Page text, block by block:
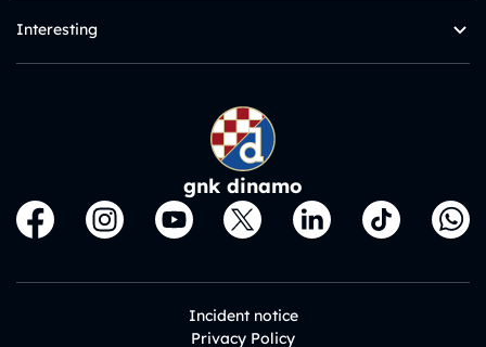
Interesting
gnk dinamo
Incident notice
Privacy Policy